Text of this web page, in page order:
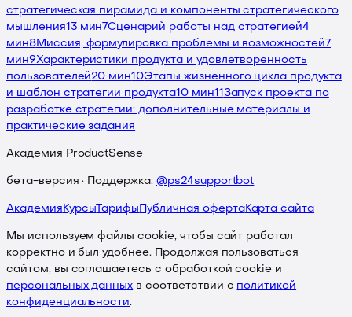
стратегическая пирамида и компоненты стратегического
мышления13 мин7Сценарий работы над стратегией4
мин8Миссия, формулировка проблемы и возможностей7
мин9Характеристики продукта и удовлетворенность
пользователей20 мин10Этапы жизненного цикла продукта
и шаблон стратегии продукта10 мин11 Запуск проекта по
разработке стратегии: дополнительные материалы и
практические задания
Академия ProductSense
бета-версия · Поддержка: @ps24supportbot
Академия КурсыТарифы Публичная офертаКарта сайта
Мы используем файлы cookie, чтобы сайт работал
корректно и был удобнее. Продолжая пользоваться
сайтом, вы соглашаетесь с обработкой cookie и
персональных данных в соответствии с политикой
конфиденциальности.